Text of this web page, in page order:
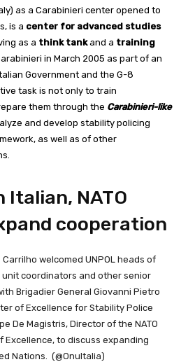
as a Carabinieri center opened to
is a center for advanced studies
as a think tankand a training
in March 2005 as part of an
Government and the G-8
task is not only to train
them through the Carabinieri-like
and develop stability policing
as well as of other
Italian, NATO
cooperation
welcomed UNPOL heads of
coordinators and other senior
Brigadier General Giovanni Pietro
of Excellence for Stability Police
De Magistris, Director of the NATO
Excellence, to discuss expanding
Nations. (@OnuItalia)